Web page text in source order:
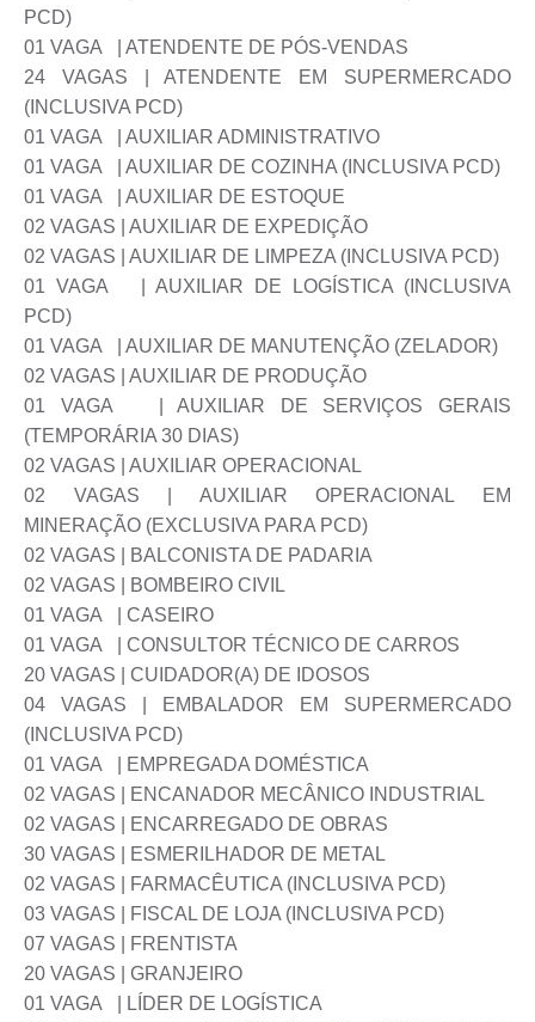
PCD)
01 VAGA | ATENDENTE DE PÓS-VENDAS
24 VAGAS | ATENDENTE EM SUPERMERCADO
(INCLUSIVA PCD)
01 VAGA | AUXILIAR ADMINISTRATIVO
01 VAGA | AUXILIAR DE COZINHA (INCLUSIVA PCD)
01 VAGA | AUXILIAR DE ESTOQUE
02 VAGAS | AUXILIAR DE EXPEDIÇÃO
02 VAGAS | AUXILIAR DE LIMPEZA (INCLUSIVA PCD)
01 VAGA | AUXILIAR DE LOGÍSTICA (INCLUSIVA
PCD)
01 VAGA | AUXILIAR DE MANUTENÇÃO (ZELADOR)
02 VAGAS | AUXILIAR DE PRODUÇÃO
01 VAGA | AUXILIAR DE SERVIÇOS GERAIS
(TEMPORÁRIA 30 DIAS)
02 VAGAS | AUXILIAR OPERACIONAL
02 VAGAS | AUXILIAR OPERACIONAL EM
MINERAÇÃO (EXCLUSIVA PARA PCD)
02 VAGAS | BALCONISTA DE PADARIA
02 VAGAS | BOMBEIRO CIVIL
01 VAGA | CASEIRO
01 VAGA | CONSULTOR TÉCNICO DE CARROS
20 VAGAS | CUIDADOR(A) DE IDOSOS
04 VAGAS | EMBALADOR EM SUPERMERCADO
(INCLUSIVA PCD)
01 VAGA | EMPREGADA DOMÉSTICA
02 VAGAS | ENCANADOR MECÂNICO INDUSTRIAL
02 VAGAS | ENCARREGADO DE OBRAS
30 VAGAS | ESMERILHADOR DE METAL
02 VAGAS | FARMACÊUTICA (INCLUSIVA PCD)
03 VAGAS | FISCAL DE LOJA (INCLUSIVA PCD)
07 VAGAS | FRENTISTA
20 VAGAS | GRANJEIRO
01 VAGA | LÍDER DE LOGÍSTICA